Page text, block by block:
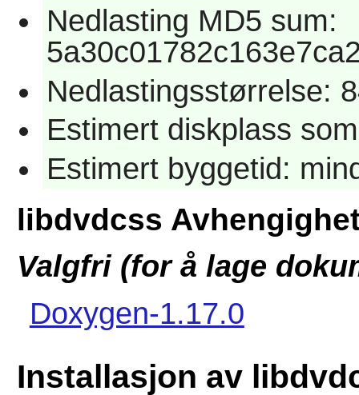
Nedlasting MD5 sum:
Nedlastingsstørrelse:
Estimert diskplass
Estimert byggetid:
libdvdcss
Valgfri (for å lage
Doxygen-1.17.0
Installasjon av